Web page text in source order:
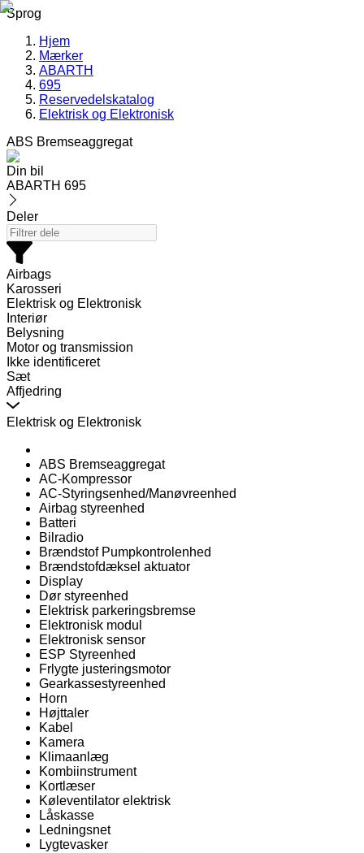
Sprog
Hjem
Mærker
ABARTH
695
Reservedelskatalog
Elektrisk og Elektronisk
ABS Bremseaggregat
Din bil
ABARTH 695
Deler
Airbags
Karosseri
Elektrisk og Elektronisk
Interiør
Belysning
Motor og transmission
Ikke identificeret
Sæt
Affjedring
Elektrisk og Elektronisk
ABS Bremseaggregat
AC-Kompressor
AC-Styringsenhed/Manøvreenhed
Airbag styreenhed
Batteri
Bilradio
Brændstof Pumpkontrolenhed
Brændstofdæksel aktuator
Display
Dør styreenhed
Elektrisk parkeringsbremse
Elektronisk modul
Elektronisk sensor
ESP Styreenhed
Frlygte justeringsmotor
Gearkassestyreenhed
Horn
Højttaler
Kabel
Kamera
Klimaanlæg
Kombiinstrument
Kortlæser
Køleventilator elektrisk
Låskasse
Ledningsnet
Lygtevasker